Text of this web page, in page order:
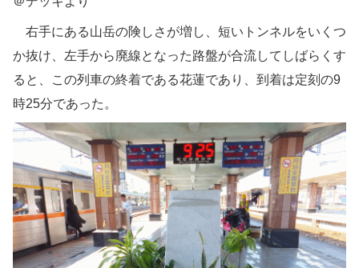
右手にある山岳の険しさが増し、短いトンネルをいくつ
か抜け、左手から廃線となった路盤が合流してしばらくす
ると、この列車の終着である花蓮であり、到着は定刻の9
時25分であった。